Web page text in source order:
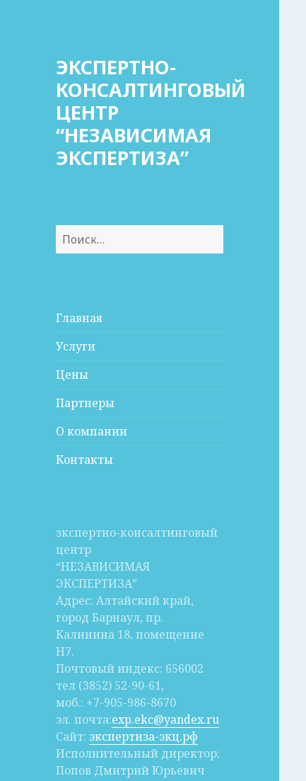
ЭКСПЕРТНО-
КОНСАЛТИНГОВЫЙ
ЦЕНТР
“НЕЗАВИСИМАЯ
ЭКСПЕРТИЗА”
Найти:
Главная
Услуги
Цены
Партнеры
О компании
Контакты
зкспертно-консалтинговый
центр
“НЕЗАВИСИМАЯ
ЭКСПЕРТИЗА”
Адрес: Алтайский край,
город Барнаул, пр.
Калинина 18, помещение
Н7.
Почтовый индекс: 656002
тел (3852) 52-90-61,
моб.: +7-905-986-8670
эл. почта:exp.ekc@yandex.ru
Сайт: экспертиза-экц.рф
Исполнительный директор:
Попов Дмитрий Юрьевич